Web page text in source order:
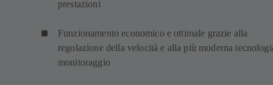
prestazioni
Funzionamento economico e ottimale grazie alla
regolazione della velocità e alla più moderna
monitoraggio